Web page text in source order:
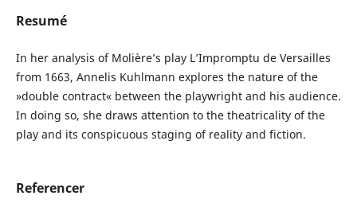
Resumé
In her analysis of Molière’s play L’Impromptu de Versailles
from 1663, Annelis Kuhlmann explores the nature of the
»double contract« between the playwright and his audience.
In doing so, she draws attention to the theatricality of the
play and its conspicuous staging of reality and fiction.
Referencer